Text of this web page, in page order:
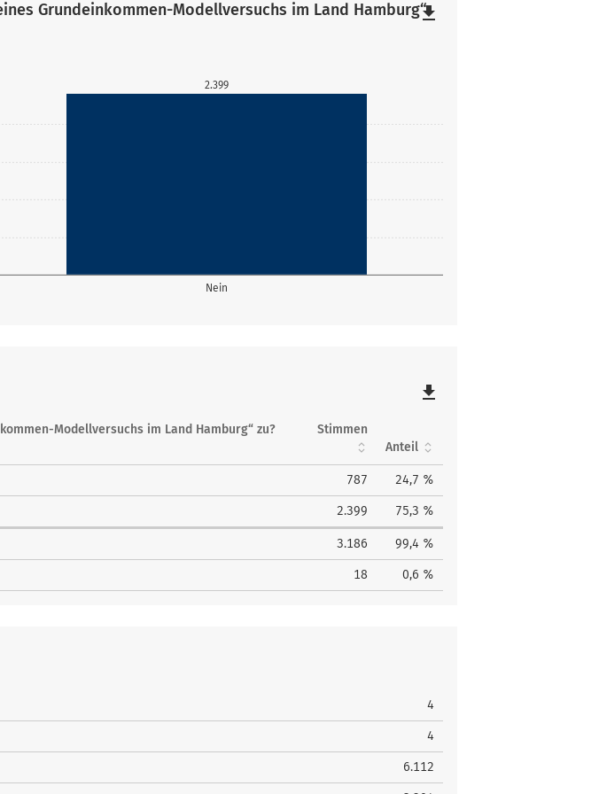
Nein
2.399
Grundeinkommen-Modellversuchs im Land Hamburg“file_download
file_download
Modellversuchs im Land Hamburg“ zu?
Stimmen
Anteil
787 24,7 %
2.399 75,3 %
3.186 99,4 %
18 0,6 %
4
4
6.112